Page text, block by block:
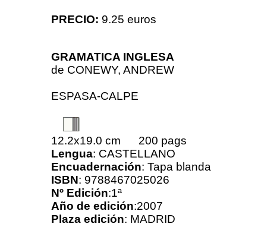
PRECIO: 9.25 euros
GRAMATICA INGLESA
de CONEWY, ANDREW
ESPASA-CALPE
12.2x19.0 cm 200 pags
Lengua: CASTELLANO
Encuadernación: Tapa blanda
ISBN: 9788467025026
Nº Edición:1ª
Año de edición:2007
Plaza edición: MADRID